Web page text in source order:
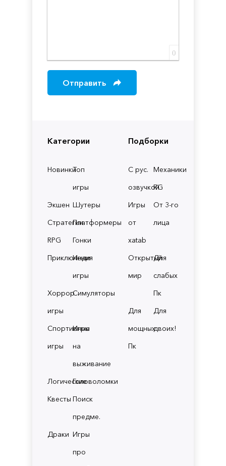
Категории
НовинкиТоп
игры
Экшен Шутеры
СтратегииПлатформеры
RPG
Гонки
Приключения
Инди
игры
Хоррор
игры
Симуляторы
Спортивные
игры
Игры
на
выживание
ЛогическиеГоловоломки
Квесты Поиск
предме.
Драки Игры
про
Подборки
С рус.
озвучкой
Механики
RG
Игры
от
xatab
От 3-го
лица
Открытый
мир
Для
слабых
Пк
Для
мощных
Пк
Для
двоих!
0
Отправить